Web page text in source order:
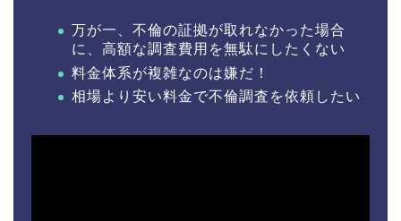
万が一、不倫の証拠が取れなかった場合
に、高額な調査費用を無駄にしたくない
料金体系が複雑なのは嫌だ！
相場より安い料金で不倫調査を依頼したい